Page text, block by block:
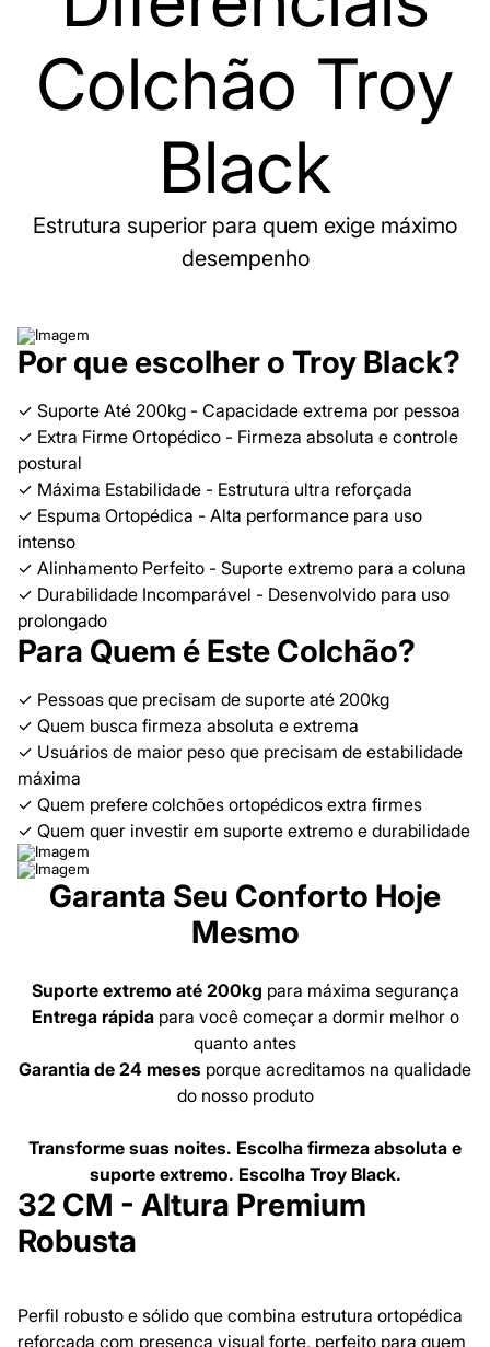
Colchão Troy
Black
Estrutura superior para quem exige máximo
desempenho
Por que escolher o Troy Black?
✓ Suporte Até 200kg - Capacidade extrema por pessoa
✓ Extra Firme Ortopédico - Firmeza absoluta e controle
postural
✓ Máxima Estabilidade - Estrutura ultra reforçada
✓ Espuma Ortopédica - Alta performance para uso
intenso
✓ Alinhamento Perfeito - Suporte extremo para a coluna
✓ Durabilidade Incomparável - Desenvolvido para uso
prolongado
Para Quem é Este Colchão?
✓ Pessoas que precisam de suporte até 200kg
✓ Quem busca firmeza absoluta e extrema
✓ Usuários de maior peso que precisam de estabilidade
máxima
✓ Quem prefere colchões ortopédicos extra firmes
✓ Quem quer investir em suporte extremo e durabilidade
Garanta Seu Conforto Hoje
Mesmo
Suporte extremo até 200kg para máxima segurança
Entrega rápidapara você começar a dormir melhor o
quanto antes
Garantia de 24 meses porque acreditamos na qualidade
do nosso produto
Transforme suas noites. Escolha firmeza absoluta e
suporte extremo. Escolha Troy Black.
32 CM - Altura Premium
Robusta
Perfil robusto e sólido que combina estrutura ortopédica
reforçada com presença visual forte, perfeito para quem